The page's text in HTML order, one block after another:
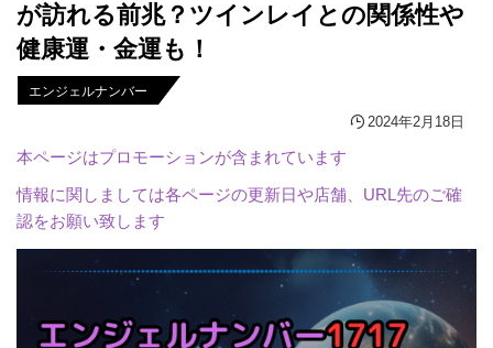
が訪れる前兆？ツインレイとの関係性や
健康運・金運も！
エンジェルナンバー
2024年2月18日
本ページはプロモーションが含まれています
情報に関しましては各ページの更新日や店舗、URL先のご確
認をお願い致します